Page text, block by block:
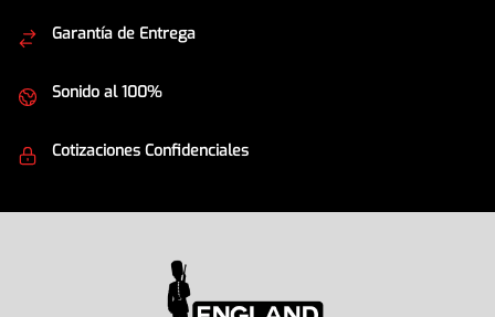
Garantía de Entrega
Sonido al 100%
Cotizaciones Confidenciales